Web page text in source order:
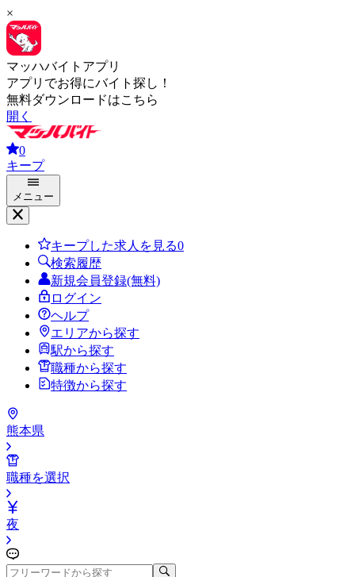
×
マッハバイトアプリ
アプリでお得にバイト探し！
無料ダウンロードはこちら
開く
0
キープ
メニュー
キープした求人を見る0
検索履歴
新規会員登録(無料)
ログイン
ヘルプ
エリアから探す
駅から探す
職種から探す
特徴から探す
熊本県
職種を選択
夜